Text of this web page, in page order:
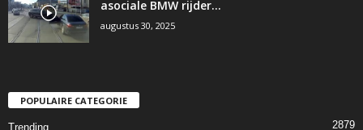
asociale BMW rijder…
augustus 30, 2025
POPULAIRE CATEGORIE
Trending 2879